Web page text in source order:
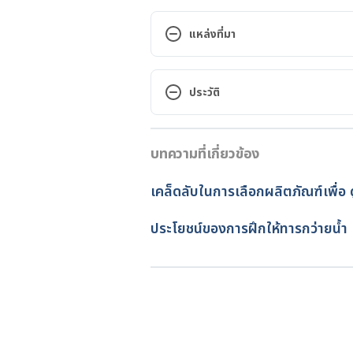
แหล่งที่มา
Source
How to Dress Baby for Sleep
https://www.healthline.com/
https://raisingchildren.net.au/
ประวัติ
เวอร์ชันปัจจุบัน
29/04/2022
ตรวจสอบความถูกต้องของข้อมูล
เนตรนภา ปะวะคัง
บทความที่เกี่ยวข้อง
เคล็ดลับในการเลือกผลิตภัณฑ์เพื่อ
ประโยชน์ของการฝึกให้ทารกว่ายน้ำ